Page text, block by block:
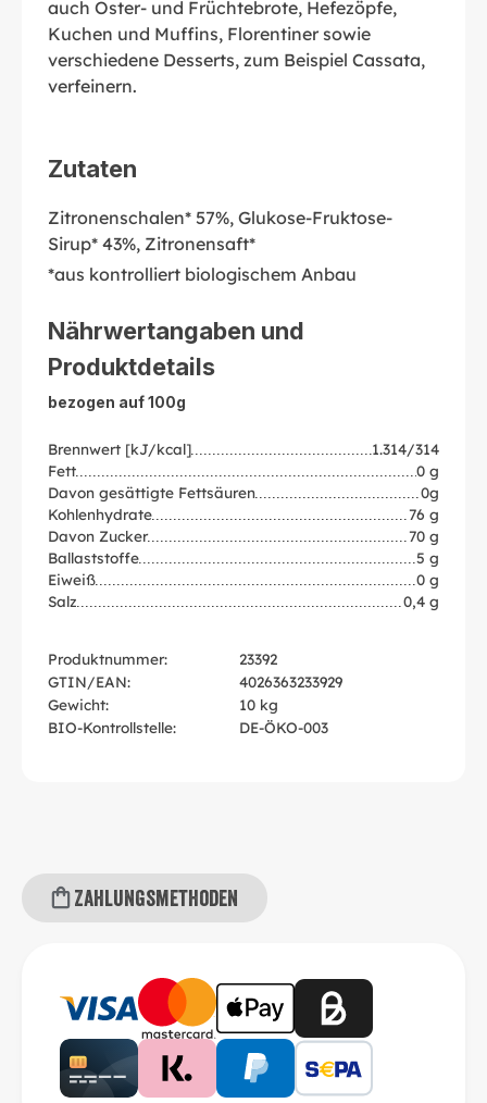
auch Oster- und Früchtebrote, Hefezöpfe,
Kuchen und Muffins, Florentiner sowie
verschiedene Desserts, zum Beispiel Cassata,
verfeinern.
Zutaten
Zitronenschalen* 57%, Glukose-Fruktose-
Sirup* 43%, Zitronensaft*
*aus kontrolliert biologischem Anbau
Nährwertangaben und
Produktdetails
bezogen auf 100g
Brennwert [kJ/kcal]
1.314/314
Fett
0 g
Davon gesättigte Fettsäuren
0g
Kohlenhydrate
76 g
Davon Zucker
70 g
Ballaststoffe
5 g
Eiweiß
0 g
Salz
0,4 g
Produktnummer:
23392
GTIN/EAN:
4026363233929
Gewicht:
10 kg
BIO-Kontrollstelle:
DE-ÖKO-003
Zahlungsmethoden